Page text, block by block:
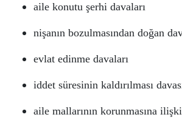
aile konutu şerhi davaları
nişanın bozulmasından doğan
evlat edinme davaları
iddet süresinin kaldırılması
aile mallarının korunmasına